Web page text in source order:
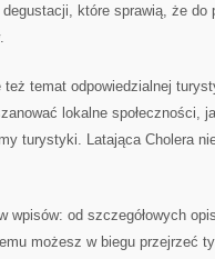
które sprawią, że do
też temat odpowiedzialnej
lokalne społeczności,
turystyki. Latająca Cholera
wpisów: od szczegółowych
możesz w biegu przejrzeć